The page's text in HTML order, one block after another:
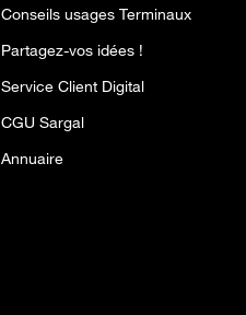
Conseils usages Terminaux
Partagez-vos idées !
Service Client Digital
CGU Sargal
Annuaire